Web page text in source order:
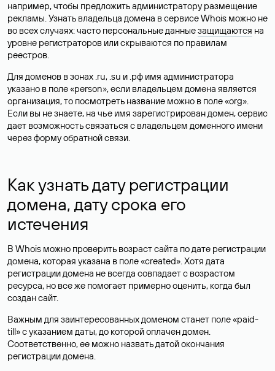
например, чтобы предложить администратору размещение
рекламы. Узнать владельца домена в сервисе Whois можно не
во всех случаях: часто персональные данныезащищаются на
уровне регистраторов или скрываются по правилам
реестров.
Для доменов в зонах .ru, .su и .рф имя администратора
указано в поле «person», если владельцем домена является
организация, то посмотреть название можно в поле «org».
Если вы не знаете, на чье имя зарегистрирован домен, сервис
дает возможность связаться с владельцем доменного имени
через форму обратной связи.
Как узнать дату регистрации
домена, дату срока его
истечения
В Whois можно проверить возраст сайта по дате регистрации
домена, которая указана в поле «created». Хотя дата
регистрации домена не всегда совпадает с возрастом
ресурса, но все же помогает примерно оценить, когда был
создан сайт.
Важным для заинтересованных доменом станет поле «paid-
till» с указанием даты, до которой оплачен домен.
Соответственно, ее можно назвать датой окончания
регистрации домена.